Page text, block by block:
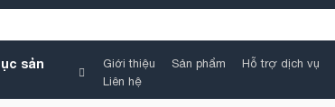
sản
Giới thiệu Sản phẩm Hỗ trợ dịch vụ
Liên hệ